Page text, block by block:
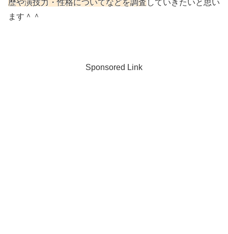
歴や演技力・性格についてなどを調査していきたいと思い
ます＾＾
Sponsored Link